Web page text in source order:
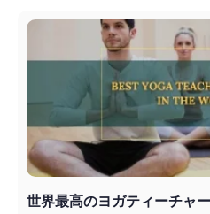
世界最高のヨガティーチャ